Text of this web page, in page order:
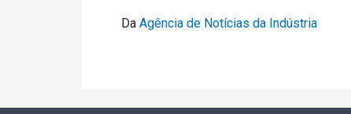
Da Agência de Notícias da Indústria